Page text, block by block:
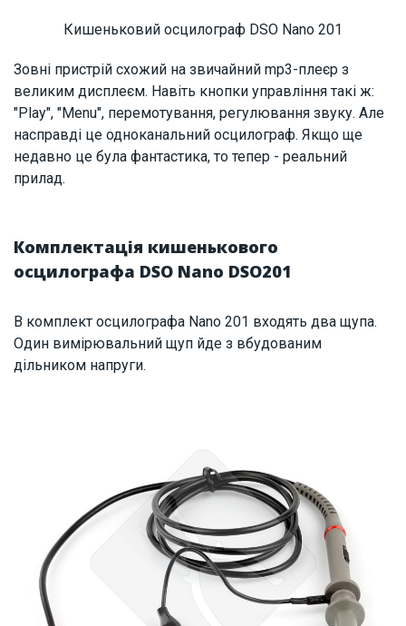
Кишеньковий осцилограф DSO Nano 201
Зовні пристрій схожий на звичайний mp3-плеєр з
великим дисплеєм. Навіть кнопки управління такі ж:
"Play", "Menu", перемотування, регулювання звуку. Але
насправді це одноканальний осцилограф. Якщо ще
недавно це була фантастика, то тепер - реальний
прилад.
Комплектація кишенькового
осцилографа DSO Nano DSO201
В комплект осцилографа Nano 201 входять два щупа.
Один вимірювальний щуп йде з вбудованим
дільником напруги.